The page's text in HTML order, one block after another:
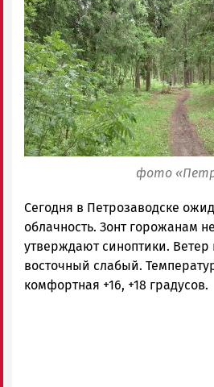
Петрозаводска
и
Карелии
|
Петрозаводск
ГОВОРИТ
фото
Сегодня в Петрозаводске
облачность. Зонт горожанам
утверждают синоптики.
восточный слабый.
комфортная +16, +18 градусов.